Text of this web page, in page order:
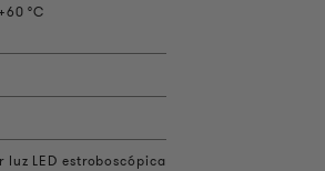
°C
luz LED estroboscópica